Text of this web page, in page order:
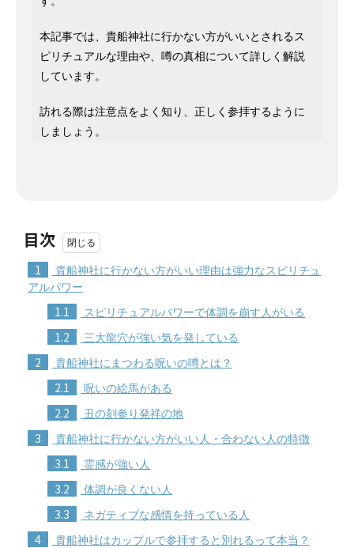
本記事では、貴船神社に行かない方がいいとされるス
ピリチュアルな理由や、噂の真相について詳しく解説
しています。
訪れる際は注意点をよく知り、正しく参拝するように
しましょう。
目次
1
貴船神社に行かない方がいい理由は強力なスピリチュ
アルパワー
1.1 スピリチュアルパワーで体調を崩す人がいる
1.2 三大龍穴が強い気を発している
2 貴船神社にまつわる呪いの噂とは？
2.1 呪いの絵馬がある
2.2 丑の刻参り発祥の地
3 貴船神社に行かない方がいい人・合わない人の特徴
3.1 霊感が強い人
3.2 体調が良くない人
3.3 ネガティブな感情を持っている人
4 貴船神社はカップルで参拝すると別れるって本当？